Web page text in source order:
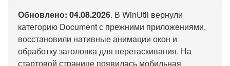
Обновлено: 04.08.2026. В WinUtil вернули
категорию Document с прежними приложениями,
восстановили нативные анимации окон и
обработку заголовка для перетаскивания. На
стартовой странице появилась мобильная